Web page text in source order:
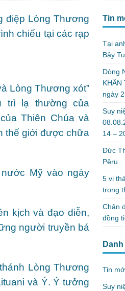
điệp Lòng Thương
chiếu tại các rạp
Lòng Thương xót”
trì lạ thường của
Thiên Chúa và
thế giới được chữa
Mỹ vào ngày
kịch và đạo diễn,
người truyền bá
Lòng Thương
và Ý. Ý tưởng
Tin
Tại
Bảy
Dòng
KHẤN
ngày
Suy
14 –
Đức
Pêru
5 vị
trong
Chân
đồng
Tin
Suy